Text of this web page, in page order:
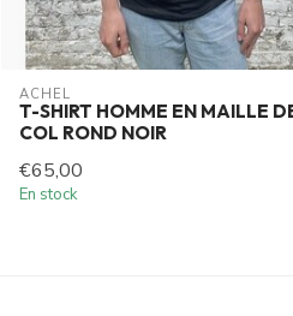
ACHEL
T-SHIRT HOMME EN MAILLE
COL ROND NOIR
€65,00
En stock